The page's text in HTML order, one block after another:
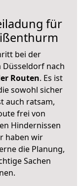
für
bei der
nach
Routen. Es ist
sowohl sicher
auch ratsam,
frei von
Hindernissen
haben wir
die Planung,
Sachen